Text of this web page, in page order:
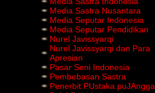
Media Sastra Nusantara
Media Seputar Indonesia
Media Seputar Pendidikan
Nurel Javissyarqi
Nurel Javissyarqi dan Para
Apresian
Pasar Seni Indonesia
Pembebasan Sastra
Penerbit PUstaka puJAngga